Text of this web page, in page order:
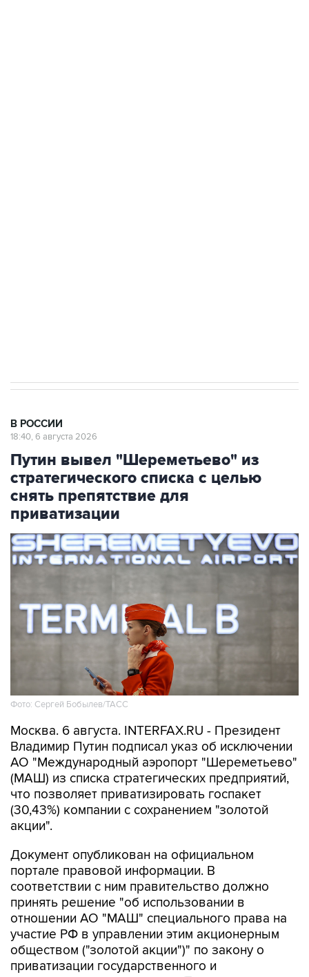
В РОССИИ
18:40, 6 августа 2026
Путин вывел "Шереметьево" из
стратегического списка с целью
снять препятствие для
приватизации
Фото: Сергей Бобылев/ТАСС
Москва. 6 августа. INTERFAX.RU - Президент
Владимир Путин подписал указ об исключении
АО "Международный аэропорт "Шереметьево"
(МАШ) из списка стратегических предприятий,
что позволяет приватизировать госпакет
(30,43%) компании с сохранением "золотой
акции".
Документ опубликован на официальном
портале правовой информации. В
соответствии с ним правительство должно
принять решение "об использовании в
отношении АО "МАШ" специального права на
участие РФ в управлении этим акционерным
обществом ("золотой акции")" по закону о
приватизации государственного и